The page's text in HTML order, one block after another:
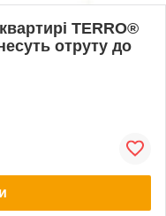
TERRO®
отруту до